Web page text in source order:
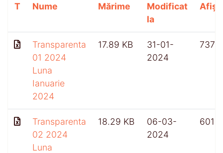
T Nume Mărime
Modificat
la
Transparenta
01 2024
Luna
Ianuarie
2024
17.89 KB
31-01-
2024
737
Transparenta
02 2024
Luna
18.29 KB
06-03-
2024
601